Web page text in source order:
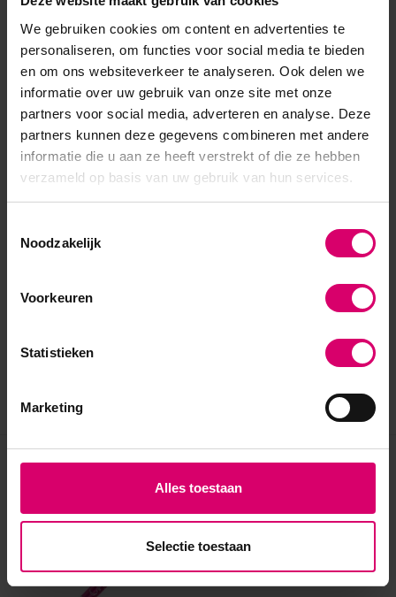
We gebruiken cookies om content en advertenties te
personaliseren, om functies voor social media te bieden
en om ons websiteverkeer te analyseren. Ook delen we
informatie over uw gebruik van onze site met onze
partners voor social media, adverteren en analyse. Deze
partners kunnen deze gegevens combineren met andere
informatie die u aan ze heeft verstrekt of die ze hebben
verzameld op basis van uw gebruik van hun services.
Noodzakelijk
Voorkeuren
Statistieken
Marketing
Alles toestaan
Selectie toestaan
Artikelnummer 40759
SKU 569110
Eerder bekeken